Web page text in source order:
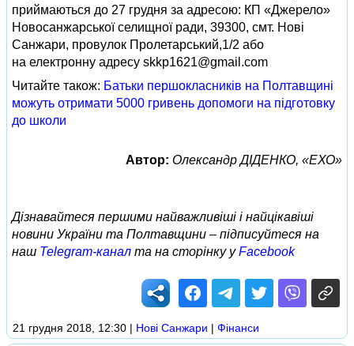
приймаються до 27 грудня за адресою: КП «Джерело»
Новосанжарської селищної ради, 39300, смт. Нові
Санжари, провулок Пролетарський,1/2 або
на електронну адресу skkp1621@gmail.com
Читайте також: Батьки першокласників на Полтавщині
можуть отримати 5000 гривень допомоги на підготовку
до школи
Автор: Олександр ДІДЕНКО, «ЕХО»
Дізнавайтеся першими найважливіші і найцікавіші
новини України та Полтавщини – підписуйтеся на
наш Telegram-канал та на сторінку уFacebook
21 грудня 2018, 12:30 | Нові Cанжари | Фінанси